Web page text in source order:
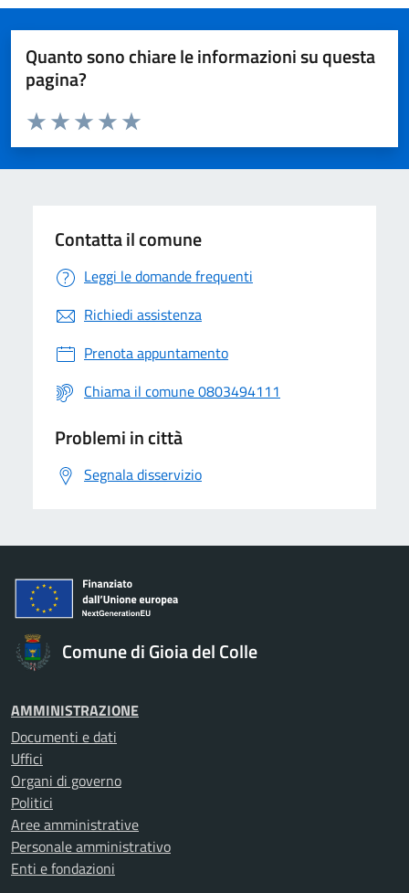
Quanto sono chiare le informazioni su questa
pagina?
Valuta da 1 a 5 stelle la pagina
Valuta 5 stelle su 5
Valuta 4 stelle su 5
Valuta 3 stelle su 5
Valuta 2 stelle su 5
Valuta 1 stelle su 5
Contatta il comune
Leggi le domande frequenti
Richiedi assistenza
Prenota appuntamento
Chiama il comune 0803494111
Problemi in città
Segnala disservizio
Comune di Gioia del Colle
AMMINISTRAZIONE
Documenti e dati
Uffici
Organi di governo
Politici
Aree amministrative
Personale amministrativo
Enti e fondazioni